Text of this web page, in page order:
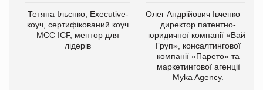
Тетяна Ільєнко, Executive-
коуч, сертифікований коуч
МСС ICF, ментор для
лідерів
Олег Андрійович Івченко —
директор патентно-
юридичної компанії «Вайз
Груп», консалтингової
компанії «Парето» та
маркетингової агенції
Myka Agency.